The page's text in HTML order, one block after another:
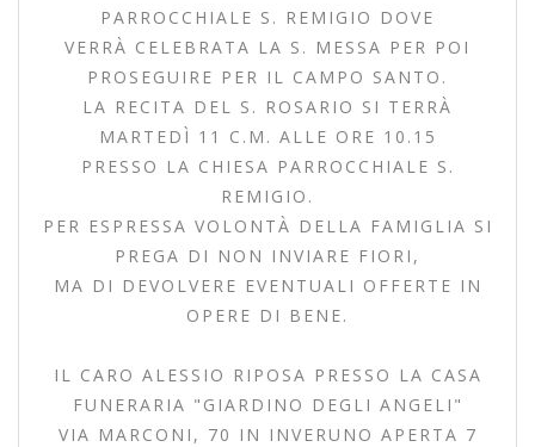
PARROCCHIALE S. REMIGIO DOVE
VERRÀ CELEBRATA LA S. MESSA PER POI
PROSEGUIRE PER IL CAMPO SANTO.
LA RECITA DEL S. ROSARIO SI TERRÀ
MARTEDÌ 11 C.M. ALLE ORE 10.15
PRESSO LA CHIESA PARROCCHIALE S.
REMIGIO.
PER ESPRESSA VOLONTÀ DELLA FAMIGLIA SI
PREGA DI NON INVIARE FIORI,
MA DI DEVOLVERE EVENTUALI OFFERTE IN
OPERE DI BENE.
IL CARO ALESSIO RIPOSA PRESSO LA CASA
FUNERARIA "GIARDINO DEGLI ANGELI"
VIA MARCONI, 70 IN INVERUNO APERTA 7